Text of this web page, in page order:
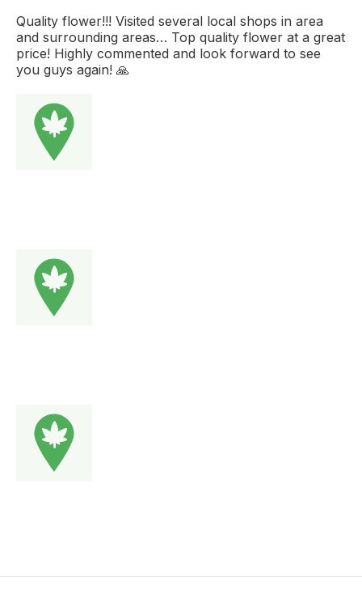
Quality flower!!! Visited several local shops in area
and surrounding areas… Top quality flower at a great
price! Highly commented and look forward to see
you guys again! 🙏